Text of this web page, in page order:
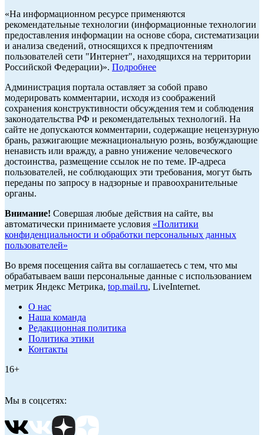
«На информационном ресурсе применяются
рекомендательные технологии (информационные технологии
предоставления информации на основе сбора, систематизации
и анализа сведений, относящихся к предпочтениям
пользователей сети "Интернет", находящихся на территории
Российской Федерации)». Подробнее
Администрация портала оставляет за собой право
модерировать комментарии, исходя из соображений
сохранения конструктивности обсуждения тем и соблюдения
законодательства РФ и рекомендательных технологий. На
сайте не допускаются комментарии, содержащие нецензурную
брань, разжигающие межнациональную рознь, возбуждающие
ненависть или вражду, а равно унижение человеческого
достоинства, размещение ссылок не по теме. IP-адреса
пользователей, не соблюдающих эти требования, могут быть
переданы по запросу в надзорные и правоохранительные
органы.
Внимание! Совершая любые действия на сайте, вы
автоматически принимаете условия «Политики
конфиденциальности и обработки персональных данных
пользователей»
Во время посещения сайта вы соглашаетесь с тем, что мы
обрабатываем ваши персональные данные с использованием
метрик Яндекс Метрика, top.mail.ru, LiveInternet.
О нас
Наша команда
Редакционная политика
Политика этики
Контакты
16+
Мы в соцсетях: